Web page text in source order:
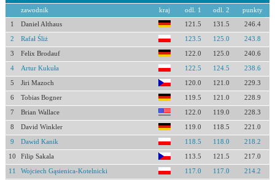
zawodnik kraj odl. 1 odl. 2 punkty
1 Daniel Althaus 121.5 131.5 246.4
2 Rafał Śliż 123.5 125.0 243.8
3 Felix Brodauf 122.0 125.0 240.6
4 Artur Kukuła 122.5 124.5 238.6
5 Jiri Mazoch 120.0 121.0 229.3
6 Tobias Bogner 119.5 121.0 228.9
7 Brian Wallace 122.0 119.0 228.3
8 David Winkler 119.0 118.5 221.0
9 Dawid Kanik 118.5 118.0 218.2
10 Filip Sakala 113.5 121.5 217.0
11 Wojciech Gąsienica-Kotelnicki 117.0 117.0 214.2